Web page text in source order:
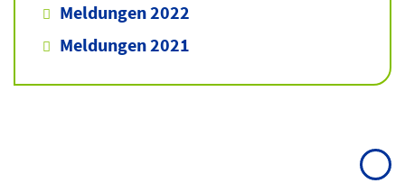
Meldungen 2022
Meldungen 2021